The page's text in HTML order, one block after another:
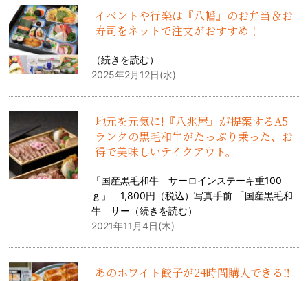
イベントや行楽は『八幡』のお弁当＆お
寿司をネットで注文がおすすめ！
（続きを読む）
2025年2月12日(水)
地元を元気に!『八兆屋』が提案するA5
ランクの黒毛和牛がたっぷり乗った、お
得で美味しいテイクアウト。
「国産黒毛和牛 サーロインステーキ重100
ｇ」 1,800円（税込）写真手前 「国産黒毛和
牛 サー（続きを読む）
2021年11月4日(木)
あのホワイト餃子が24時間購入できる‼